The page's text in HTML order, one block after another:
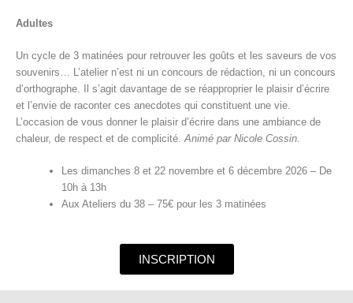
Adultes
Un cycle de 3 matinées pour retrouver les goûts et les saveurs de vos
souvenirs… L’atelier n’est ni un concours de rédaction, ni un concours
d’orthographe. Il s’agit davantage de se réapproprier le plaisir d’écrire
et l’envie de raconter ces anecdotes qui constituent une vie.
L’occasion de vous donner le plaisir d’écrire dans une ambiance de
chaleur, de respect et de complicité. Animé par Nicole Cossin.
Les dimanches 8 et 22 novembre et 6 décembre 2026 – De
10h à 13h
Aux Ateliers du 38 – 75€ pour les 3 matinées
INSCRIPTION